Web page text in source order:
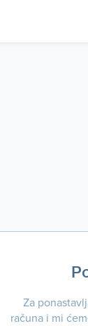
Za
računa i mi